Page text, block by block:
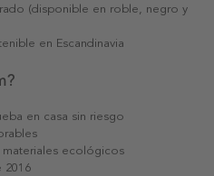
(disponible en roble, negro y
en Escandinavia
en casa sin riesgo
ecológicos
2016